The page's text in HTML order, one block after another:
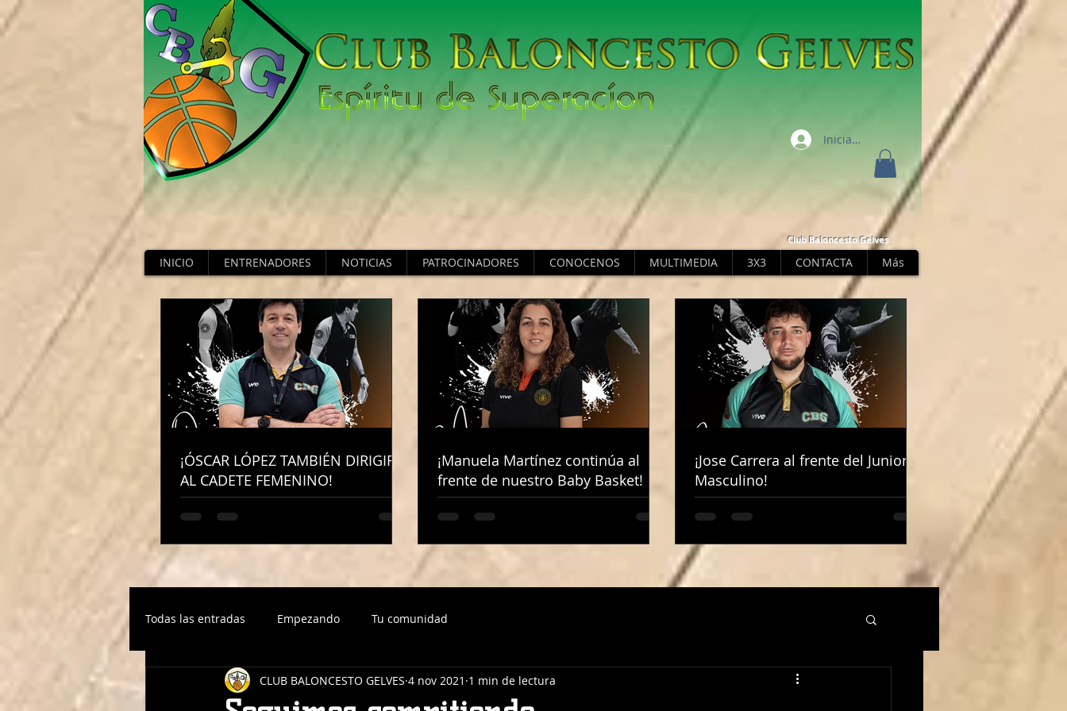
Iniciar sesión
Club Baloncesto Gelves
INICIO ENTRENADORES NOTICIAS PATROCINADORES CONOCENOS MULTIMEDIA 3X3 CONTACTA Más
¡ÓSCAR LÓPEZ TAMBIÉN DIRIGIRÁ
AL CADETE FEMENINO!
¡Manuela Martínez continúa al
frente de nuestro Baby Basket!
¡Jose Carrera al frente del Junior
Masculino!
¡ÓSCAR LÓPEZ TAMBIÉN DIRIGIRÁ
AL CADETE FEMENINO!
¡Manuela Martínez continúa al
frente de nuestro Baby Basket!
¡Jose Carrera al frente del Junior
Masculino!
Todas las entradas Empezando Tu comunidad
CLUB BALONCESTO GELVES 4 nov 2021 1 min de lectura